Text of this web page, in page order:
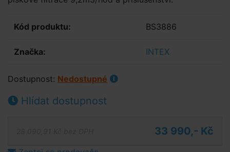
Kód produktu: BS3886
Značka: INTEX
Dostupnost: Nedostupné
Hlídat dostupnost
33 990,- Kč